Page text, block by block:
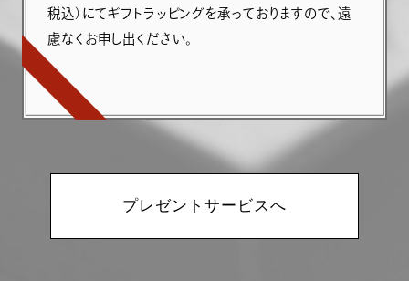
税込）にてギフトラッピングを承っておりますので、遠
慮なくお申し出ください。
プレゼントサービスへ